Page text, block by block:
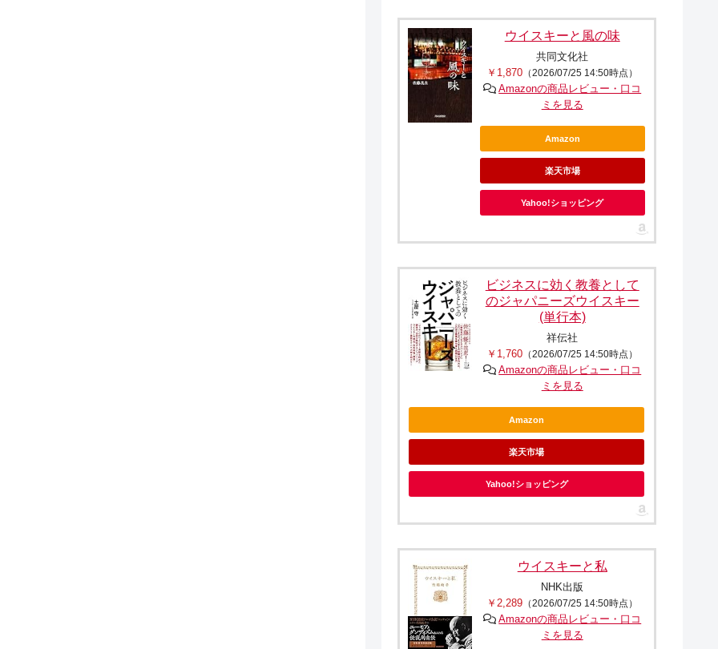
ウイスキーと風の味
共同文化社
￥1,870 （2026/07/25 14:50時点）
Amazonの商品レビュー・口コ
ミを見る
Amazon
楽天市場
Yahoo!ショッピング
ビジネスに効く教養として
のジャパニーズウイスキー
(単行本)
祥伝社
￥1,760 （2026/07/25 14:50時点）
Amazonの商品レビュー・口コ
ミを見る
Amazon
楽天市場
Yahoo!ショッピング
ウイスキーと私
NHK出版
￥2,289 （2026/07/25 14:50時点）
Amazonの商品レビュー・口コ
ミを見る